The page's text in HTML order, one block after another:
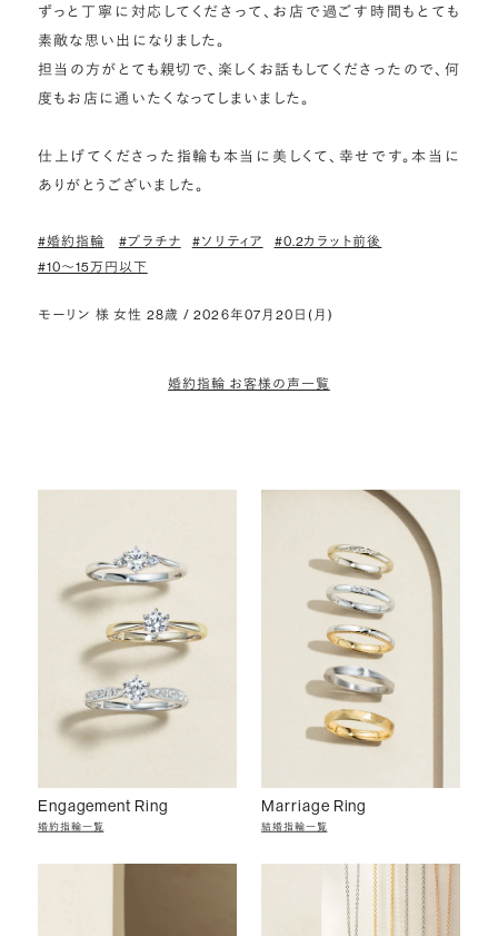
ずっと丁寧に対応してくださって、お店で過ごす時間もとても
素敵な思い出になりました。
担当の方がとても親切で、楽しくお話もしてくださったので、何
度もお店に通いたくなってしまいました。
仕上げてくださった指輪も本当に美しくて、幸せです。本当に
ありがとうございました。
#婚約指輪 #プラチナ #ソリティア
#0.2カラット前後
#10〜15万円以下
モーリン 様 女性 28歳 / 2026年07月20日(月)
婚約指輪 お客様の声一覧
Engagement Ring
婚約指輪一覧
Marriage Ring
結婚指輪一覧